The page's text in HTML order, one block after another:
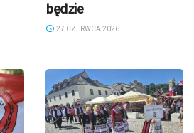
będzie
27 CZERWCA 2026